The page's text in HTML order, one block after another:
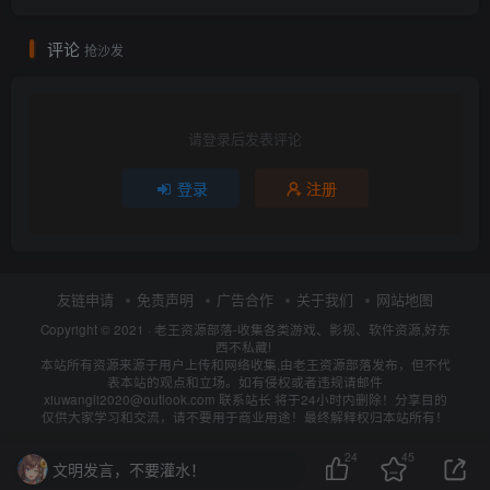
评论 抢沙发
请登录后发表评论
登录 注册
友链申请 免责声明 广告合作 关于我们 网站地图
Copyright © 2021 · 老王资源部落-收集各类游戏、影视、软件资源,好东
西不私藏!
本站所有资源来源于用户上传和网络收集,由老王资源部落发布，但不代
表本站的观点和立场。如有侵权或者违规请邮件
xiuwangli2020@outlook.com 联系站长 将于24小时内删除！分享目的
仅供大家学习和交流，请不要用于商业用途！最终解释权归本站所有！
文明发言，不要灌水！
24 45